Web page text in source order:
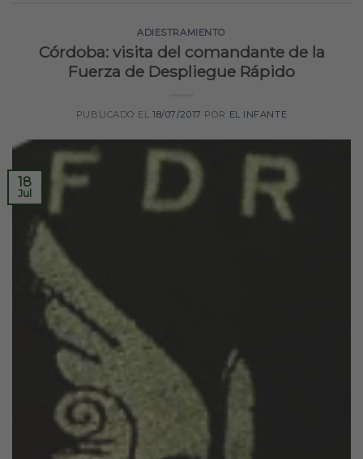
ADIESTRAMIENTO
Córdoba: visita del comandante de la
Fuerza de Despliegue Rápido
PUBLICADO EL18/07/2017 POR EL INFANTE
18
Jul